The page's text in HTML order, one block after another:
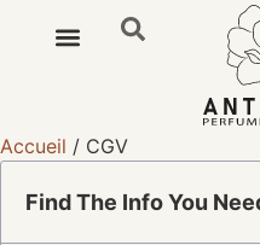
Accueil / CGV
Find The Info You